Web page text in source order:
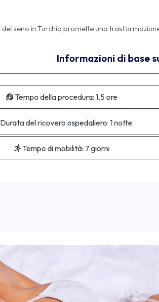
Informazioni di base
Tempo della procedura: 1,5 ore
Durata del ricovero ospedaliero: 1 notte
Tempo di mobilità: 7 giorni